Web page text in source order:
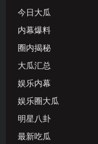
今日大瓜
内幕爆料
圈内揭秘
大瓜汇总
娱乐内幕
娱乐圈大瓜
明星八卦
最新吃瓜